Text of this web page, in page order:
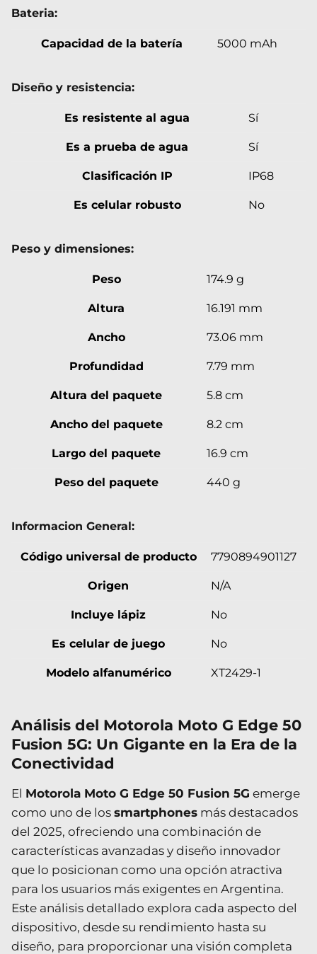
Bateria:
Capacidad de la batería 5000 mAh
Diseño y resistencia:
Es resistente al agua Sí
Es a prueba de agua Sí
Clasificación IP IP68
Es celular robusto No
Peso y dimensiones:
Peso 174.9 g
Altura 16.191 mm
Ancho 73.06 mm
Profundidad 7.79 mm
Altura del paquete 5.8 cm
Ancho del paquete 8.2 cm
Largo del paquete 16.9 cm
Peso del paquete 440 g
Informacion General:
Código universal de producto 7790894901127
Origen N/A
Incluye lápiz No
Es celular de juego No
Modelo alfanumérico XT2429-1
Análisis del Motorola Moto G Edge 50
Fusion 5G: Un Gigante en la Era de la
Conectividad
El Motorola Moto G Edge 50 Fusion 5G emerge
como uno de los smartphones más destacados
del 2025, ofreciendo una combinación de
características avanzadas y diseño innovador
que lo posicionan como una opción atractiva
para los usuarios más exigentes en Argentina.
Este análisis detallado explora cada aspecto del
dispositivo, desde su rendimiento hasta su
diseño, para proporcionar una visión completa